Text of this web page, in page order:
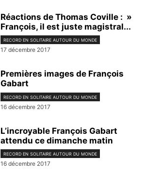
Réactions de Thomas Coville : »
François, il est juste magistral...
RECORD EN SOLITAIRE AUTOUR DU MONDE
17 décembre 2017
Premières images de François
Gabart
RECORD EN SOLITAIRE AUTOUR DU MONDE
16 décembre 2017
L’incroyable François Gabart
attendu ce dimanche matin
RECORD EN SOLITAIRE AUTOUR DU MONDE
16 décembre 2017